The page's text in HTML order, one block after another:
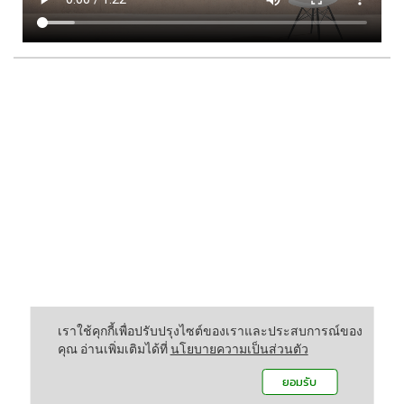
เราใช้คุกกี้เพื่อปรับปรุงไซต์ของเราและประสบการณ์ของ
คุณ อ่านเพิ่มเติมได้ที่นโยบายความเป็นส่วนตัว
ยอมรับ